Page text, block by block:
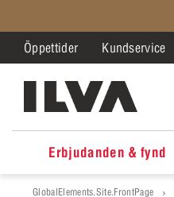
Öppettider Kundservice
Erbjudanden & fynd
GlobalElements.Site.FrontPage